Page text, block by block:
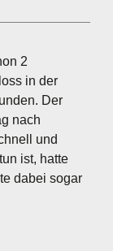
2
in der
Der
nach
und
ist, hatte
dabei sogar